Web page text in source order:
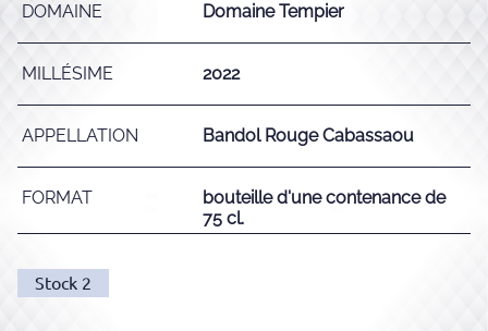
DOMAINE Domaine Tempier
MILLÉSIME 2022
APPELLATION Bandol Rouge Cabassaou
FORMAT
bouteille d'une contenance de
75 cl.
Stock 2